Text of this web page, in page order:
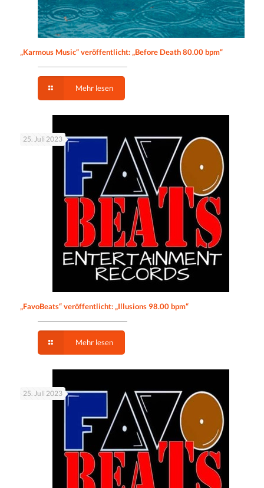
„Karmous Music“ veröffentlicht: „Before Death 80.00 bpm“
Mehr lesen
25. Juli 2023
„FavoBeats“ veröffentlicht: „Illusions 98.00 bpm“
Mehr lesen
25. Juli 2023